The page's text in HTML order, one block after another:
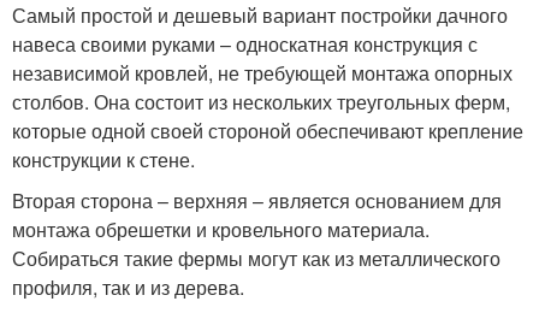
Самый простой и дешевый вариант постройки дачного
навеса своими руками – односкатная конструкция с
независимой кровлей, не требующей монтажа опорных
столбов. Она состоит из нескольких треугольных ферм,
которые одной своей стороной обеспечивают крепление
конструкции к стене.
Вторая сторона – верхняя – является основанием для
монтажа обрешетки и кровельного материала.
Собираться такие фермы могут как из металлического
профиля, так и из дерева.